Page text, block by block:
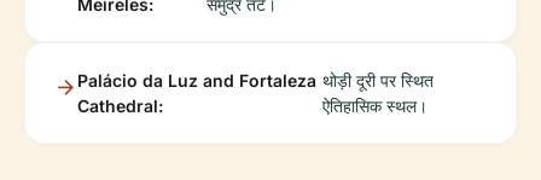
Meireles:
समुद्र तट।
Palácio da Luz and Fortaleza
Cathedral:
थोड़ी दूरी पर स्थित
ऐतिहासिक स्थल।